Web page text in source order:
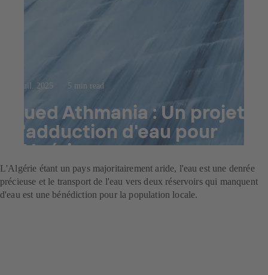
23 juil. 2025 5 min read
Oued Athmania : Un projet
d'adduction d'eau pour
l'Algérie
L'Algérie étant un pays majoritairement aride, l'eau est une denrée
précieuse et le transport de l'eau vers deux réservoirs qui manquent
d'eau est une bénédiction pour la population locale.